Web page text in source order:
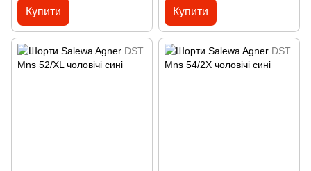
Купити Купити